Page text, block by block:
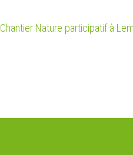
Chantier Nature participatif à